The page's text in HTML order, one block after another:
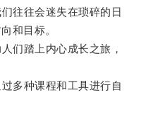
往往会迷失在琐碎的日
和目标。
踏上内心成长之旅，
多种课程和工具进行自